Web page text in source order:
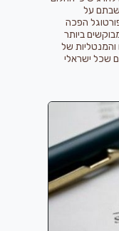
על
הפכה
ביותר
והמנטליות של
שכל ישראלי